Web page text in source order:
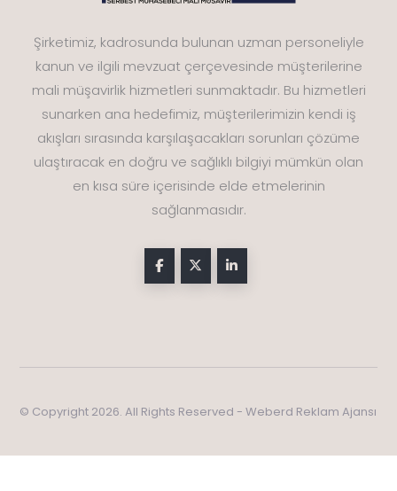
Şirketimiz, kadrosunda bulunan uzman personeliyle
kanun ve ilgili mevzuat çerçevesinde müşterilerine
mali müşavirlik hizmetleri sunmaktadır. Bu hizmetleri
sunarken ana hedefimiz, müşterilerimizin kendi iş
akışları sırasında karşılaşacakları sorunları çözüme
ulaştıracak en doğru ve sağlıklı bilgiyi mümkün olan
en kısa süre içerisinde elde etmelerinin
sağlanmasıdır.
© Copyright 2026. All Rights Reserved - Weberd Reklam Ajansı